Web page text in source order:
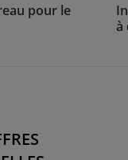
pour le
à